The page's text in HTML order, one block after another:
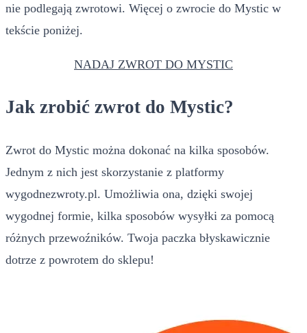
nie podlegają zwrotowi. Więcej o zwrocie do Mystic w
tekście poniżej.
NADAJ ZWROT DO MYSTIC
Jak zrobić zwrot do Mystic?
Zwrot do Mystic można dokonać na kilka sposobów.
Jednym z nich jest skorzystanie z platformy
wygodnezwroty.pl. Umożliwia ona, dzięki swojej
wygodnej formie, kilka sposobów wysyłki za pomocą
różnych przewoźników. Twoja paczka błyskawicznie
dotrze z powrotem do sklepu!